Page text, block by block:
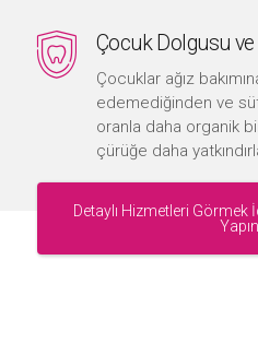
Çocuk Dolgusu
Çocuklar ağız
edemediğinden ve
oranla daha organik
çürüğe daha
Detaylı Hizmetleri Görmek